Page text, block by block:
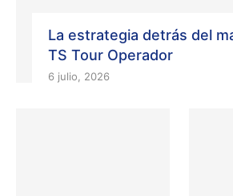
La estrategia detrás del
TS Tour Operador
6 julio, 2026